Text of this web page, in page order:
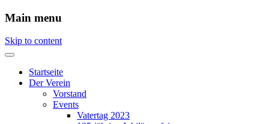
Main menu
Skip to content
Startseite
Der Verein
Vorstand
Events
Vatertag 2023